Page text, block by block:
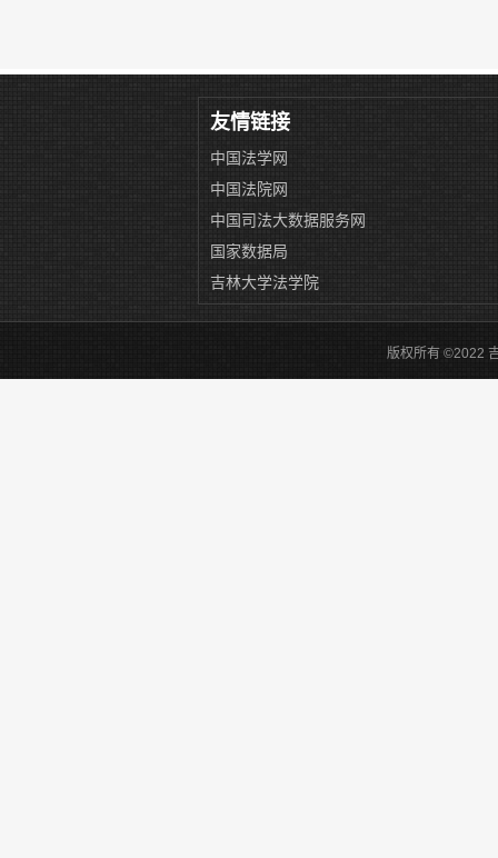
友情链接
中国法学网
中国法院网
中国司法大数据服务网
国家数据局
吉林大学法学院
版权所有 ©2022